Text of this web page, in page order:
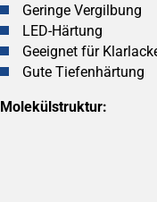
Geringe Vergilbung
LED-Härtung
Geeignet für
Gute Tiefenhärtung
Molekülstruktur: